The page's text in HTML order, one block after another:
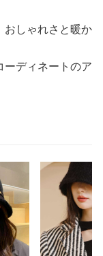
おしゃれさと暖か
ディネートのア